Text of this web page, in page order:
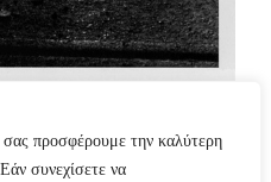
προσφέρουμε την καλύτερη
συνεχίσετε να